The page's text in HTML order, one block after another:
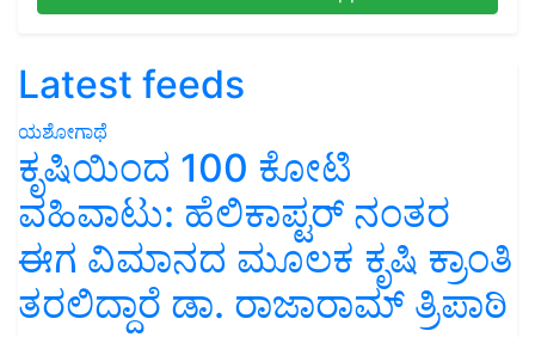
Latest feeds
ಯಶೋಗಾಥೆ
ಕೃಷಿಯಿಂದ 100 ಕೋಟಿ
ವಹಿವಾಟು: ಹೆಲಿಕಾಪ್ಟರ್ ನಂತರ
ಈಗ ವಿಮಾನದ ಮೂಲಕ ಕೃಷಿ ಕ್ರಾಂತಿ
ತರಲಿದ್ದಾರೆ ಡಾ. ರಾಜಾರಾಮ್ ತ್ರಿಪಾಠಿ